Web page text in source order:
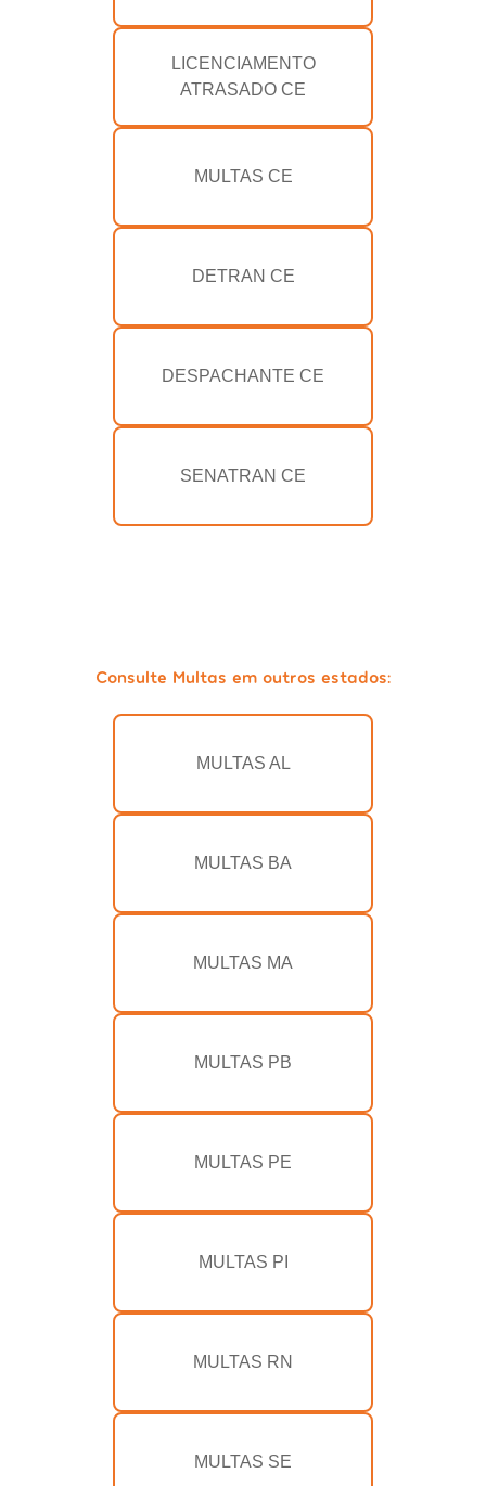
LICENCIAMENTO
ATRASADO CE
MULTAS CE
DETRAN CE
DESPACHANTE CE
SENATRAN CE
Consulte Multas em outros estados:
MULTAS AL
MULTAS BA
MULTAS MA
MULTAS PB
MULTAS PE
MULTAS PI
MULTAS RN
MULTAS SE